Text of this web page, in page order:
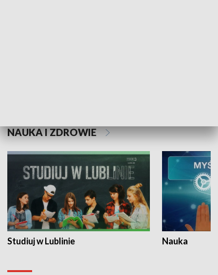
NAUKA I ZDROWIE
Studiuj w Lublinie Nauka